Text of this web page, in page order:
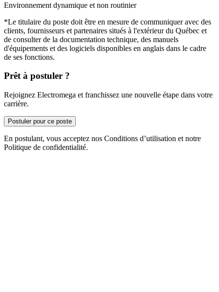
Environnement dynamique et non routinier
*Le titulaire du poste doit être en mesure de communiquer avec des
clients, fournisseurs et partenaires situés à l'extérieur du Québec et
de consulter de la documentation technique, des manuels
d'équipements et des logiciels disponibles en anglais dans le cadre
de ses fonctions.
Prêt à postuler ?
Rejoignez Electromega et franchissez une nouvelle étape dans votre
carrière.
Postuler pour ce poste
En postulant, vous acceptez nos Conditions d’utilisation et notre
Politique de confidentialité.